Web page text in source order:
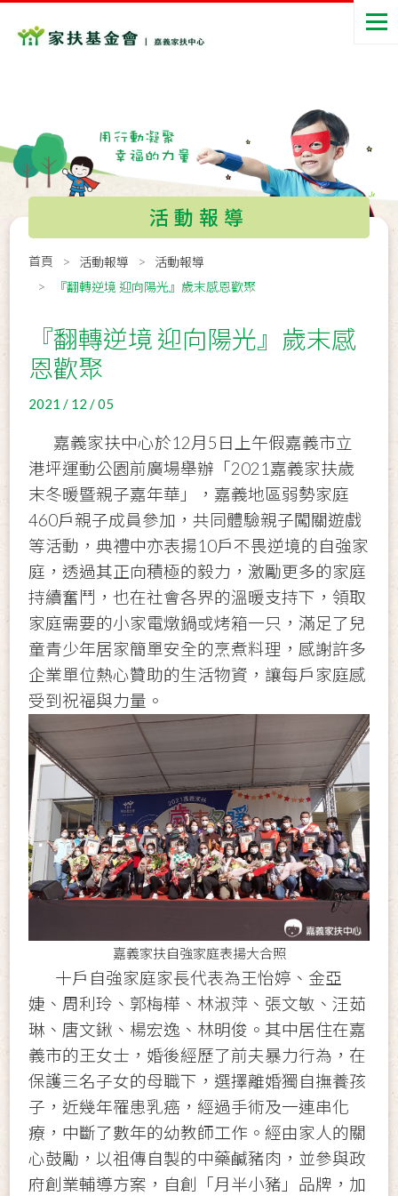
活動報導
首頁 活動報導
活動報導
『翻轉逆境 迎向陽光』歲末感恩歡聚
『翻轉逆境 迎向陽光』歲末感
恩歡聚
2021 / 12 / 05
嘉義家扶中心於12月5日上午假嘉義市立
港坪運動公園前廣場舉辦「2021嘉義家扶歲
末冬暖暨親子嘉年華」，嘉義地區弱勢家庭
460戶親子成員參加，共同體驗親子闖關遊戲
等活動，典禮中亦表揚10戶不畏逆境的自強家
庭，透過其正向積極的毅力，激勵更多的家庭
持續奮鬥，也在社會各界的溫暖支持下，領取
家庭需要的小家電燉鍋或烤箱一只，滿足了兒
童青少年居家簡單安全的烹煮料理，感謝許多
企業單位熱心贊助的生活物資，讓每戶家庭感
受到祝福與力量。
嘉義家扶自強家庭表揚大合照
十戶自強家庭家長代表為王怡婷、金亞
婕、周利玲、郭梅樺、林淑萍、張文敏、汪茹
琳、唐文鍬、楊宏逸、林明俊。其中居住在嘉
義市的王女士，婚後經歷了前夫暴力行為，在
保護三名子女的母職下，選擇離婚獨自撫養孩
子，近幾年罹患乳癌，經過手術及一連串化
療，中斷了數年的幼教師工作。經由家人的關
心鼓勵，以祖傳自製的中藥鹹豬肉，並參與政
府創業輔導方案，自創「月半小豬」品牌，加